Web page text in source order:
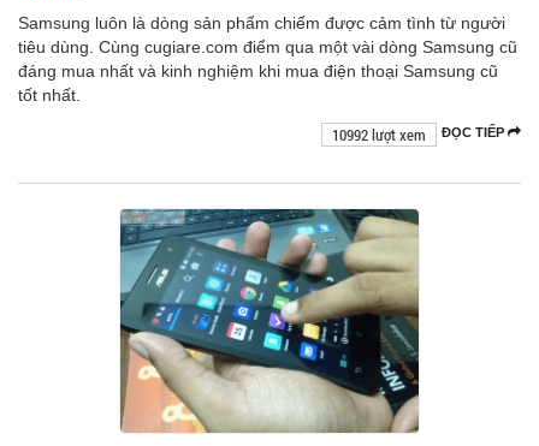
Samsung luôn là dòng sản phẩm chiếm được cảm tình từ người
tiêu dùng. Cùng cugiare.com điểm qua một vài dòng Samsung cũ
đáng mua nhất và kinh nghiệm khi mua điện thoại Samsung cũ
tốt nhất.
ĐỌC TIẾP
10992 lượt xem